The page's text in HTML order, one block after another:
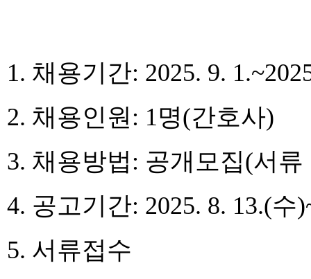
1. 채용기간: 2025. 9.
2. 채용인원: 1명(간호사)
3. 채용방법: 공개모집(서
4. 공고기간: 2025. 8. 13.(수
5. 서류접수